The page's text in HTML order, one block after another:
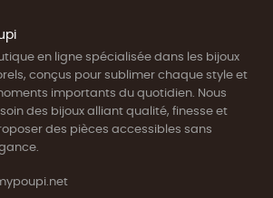
en ligne spécialisée dans les bijoux
conçus pour sublimer chaque style et
importants du quotidien. Nous
des bijoux alliant qualité, finesse et
des pièces accessibles sans